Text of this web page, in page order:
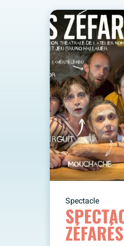
Spectacle
ZÉFARÉS